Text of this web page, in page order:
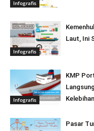
Infografis
Infografis
Laut, Ini
Infografis
KMP
Pasar